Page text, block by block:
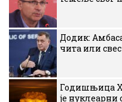
Додик:
чита или
Годишњица
је нуклеарни